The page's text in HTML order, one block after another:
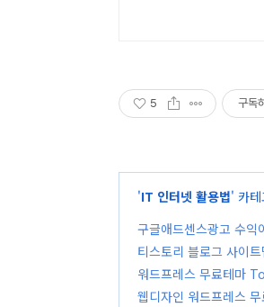
5 구독
'IT 인터넷 활용법' 카
구글애드센스광고 수익
티스토리 블로그 사이
워드프레스 무료테마
웹디자인 워드프레스